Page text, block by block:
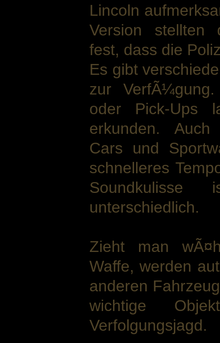
Lincoln
Version stellten
fest, dass die
Es gibt
zur
oder Pick-Ups
erkunden.
Cars und
schnelleres
unterschiedlich.
Zieht man
Waffe, werden
anderen
wichtige
Verfolgungsjagd.